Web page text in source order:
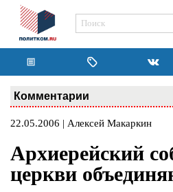
Комментарии
22.05.2006 | Алексей Макаркин
Архиерейский
церкви